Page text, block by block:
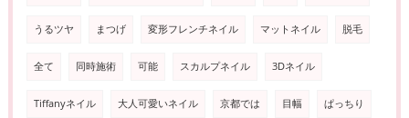
うるツヤ まつげ 変形フレンチネイル マットネイル 脱毛
全て 同時施術 可能 スカルプネイル 3Dネイル
Tiffanyネイル 大人可愛いネイル 京都では 目幅 ぱっちり